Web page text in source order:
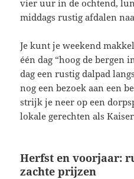
vier uur in de ochtend,
middags rustig afdalen
Je kunt je weekend
één dag “hoog de bergen
dag een rustig dalpad
nog een bezoek aan een
strijk je neer op een
lokale gerechten als
Herfst en voorjaar:
zachte prijzen